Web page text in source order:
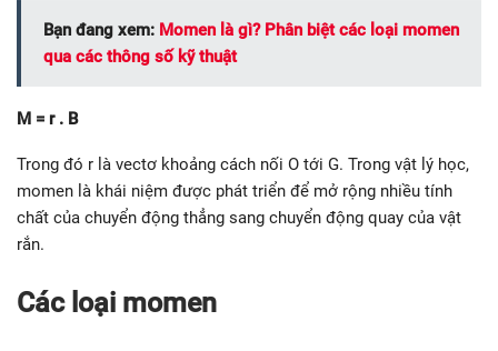
Bạn đang xem: Momen là gì? Phân biệt các loại momen
qua các thông số kỹ thuật
M = r . B
Trong đó r là vectơ khoảng cách nối O tới G. Trong vật lý học,
momen là khái niệm được phát triển để mở rộng nhiều tính
chất của chuyển động thẳng sang chuyển động quay của vật
rắn.
Các loại momen